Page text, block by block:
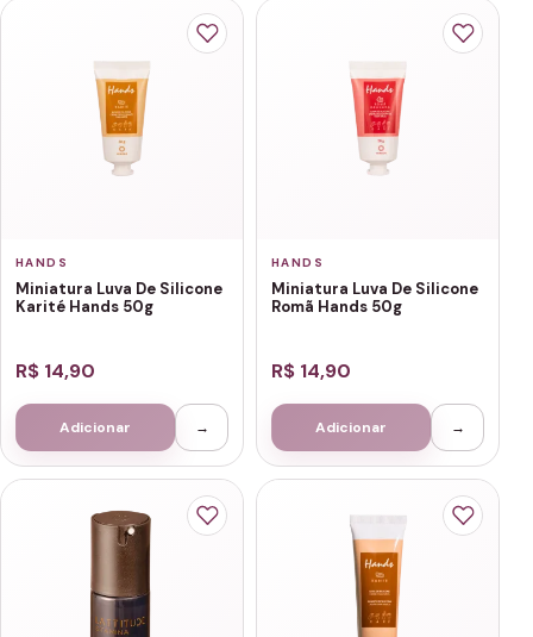
HANDS
Miniatura Luva De Silicone
Karité Hands 50g
R$ 14,90
Adicionar →
HANDS
Miniatura Luva De Silicone
Romã Hands 50g
R$ 14,90
Adicionar →